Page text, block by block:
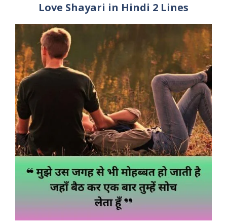
Love Shayari in Hindi 2 Lines